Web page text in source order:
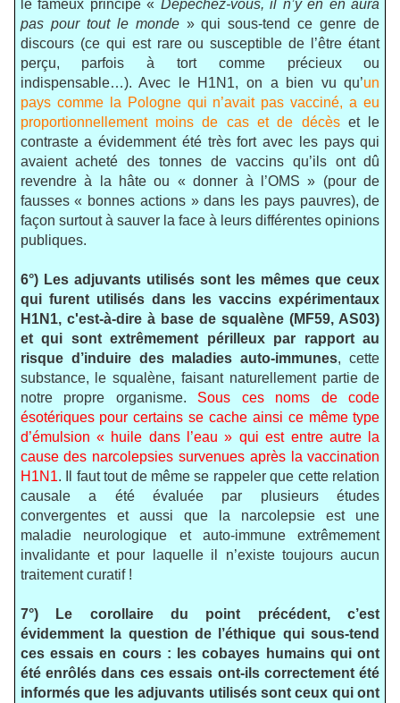
le fameux principe « Dépêchez-vous, il n’y en en aura
pas pour tout le monde» qui sous-tend ce genre de
discours (ce qui est rare ou susceptible de l’être étant
perçu, parfois à tort comme précieux ou
indispensable…). Avec le H1N1, on a bien vu qu’un
pays comme la Pologne qui n’avait pas vacciné, a eu
proportionnellement moins de cas et de décèset le
contraste a évidemment été très fort avec les pays qui
avaient acheté des tonnes de vaccins qu’ils ont dû
revendre à la hâte ou « donner à l’OMS » (pour de
fausses « bonnes actions » dans les pays pauvres), de
façon surtout à sauver la face à leurs différentes opinions
publiques.
6°) Les adjuvants utilisés sont les mêmes que ceux
qui furent utilisés dans les vaccins expérimentaux
H1N1, c'est-à-dire à base de squalène (MF59, AS03)
et qui sont extrêmement périlleux par rapport au
risque d’induire des maladies auto-immunes, cette
substance, le squalène, faisant naturellement partie de
notre propre organisme. Sous ces noms de code
ésotériques pour certains se cache ainsi ce même type
d’émulsion « huile dans l’eau » qui est entre autre la
cause des narcolepsies survenues après la vaccination
H1N1. Il faut tout de même se rappeler que cette relation
causale a été évaluée par plusieurs études
convergentes et aussi que la narcolepsie est une
maladie neurologique et auto-immune extrêmement
invalidante et pour laquelle il n’existe toujours aucun
traitement curatif !
7°) Le corollaire du point précédent, c’est
évidemment la question de l’éthique qui sous-tend
ces essais en cours : les cobayes humains qui ont
été enrôlés dans ces essais ont-ils correctement été
informés que les adjuvants utilisés sont ceux qui ont